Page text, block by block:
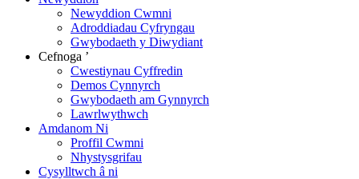
Newyddion Cwmni
Adroddiadau Cyfryngau
Gwybodaeth y Diwydiant
Cefnoga ’
Cwestiynau Cyffredin
Demos Cynnyrch
Gwybodaeth am Gynnyrch
Lawrlwythwch
Amdanom Ni
Proffil Cwmni
Nhystysgrifau
Cysylltwch â ni